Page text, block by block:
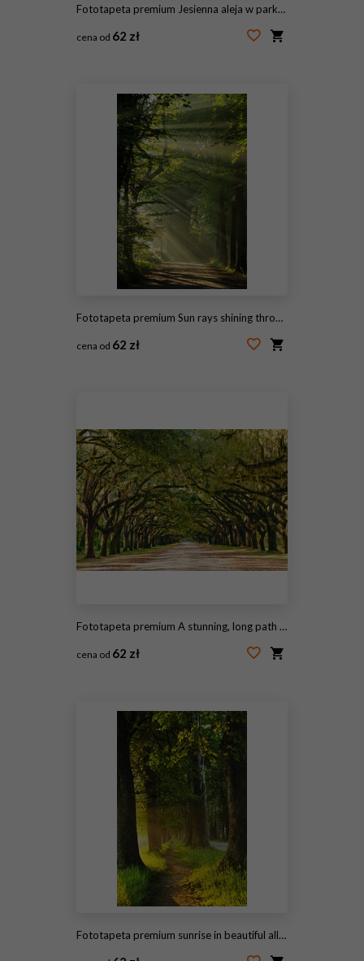
Fototapeta premium Jesienna aleja w parku w Gdańsku
cena od 62 zł
Fototapeta premium Sun rays shining through the trees in a forrest.
cena od 62 zł
Fototapeta premium A stunning, long path lined with ancient live oak trees draped in spanish moss
cena od 62 zł
Fototapeta premium sunrise in beautiful alley